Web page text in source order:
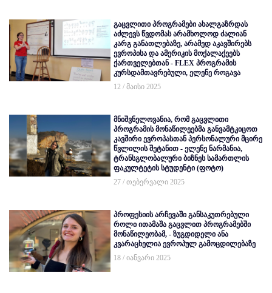
გაცვლითი პროგრამები ახალგაზრდას
აძლევს წვდომას არამხოლოდ ძალიან
კარგ განათლებაზე, არამედ აკავშირებს
ევროპისა და ამერიკის მოქალაქეებს
ქართველებთან - FLEX პროგრამის
კურსდამთავრებული, ელენე როგავა
12 / მაისი 2025
მნიშვნელოვანია, რომ გაცვლითი
პროგრამის მონაწილეებმა განვამტკიცოთ
კავშირი ევროპასთან პერსონალური მცირე
წვლილის შეტანით - ელენე ნარმანია,
ტრანსგლობალური ბიზნეს სამართლის
ფაკულტეტის სტუდენტი (ფოტო)
27 / თებერვალი 2025
პროფესიის არჩევაში განსაკუთრებული
როლი ითამაშა გაცვლით პროგრამებში
მონაწილეობამ, - ზუგდიდელი ანა
კვარაცხელია ევროპულ გამოცდილებაზე
18 / იანვარი 2025